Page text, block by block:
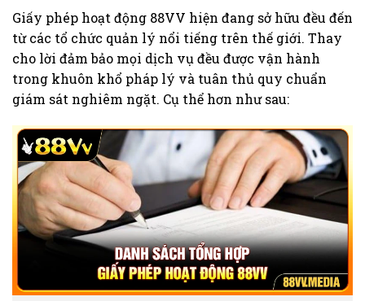
Giấy phép hoạt động 88VV hiện đang sở hữu đều đến
từ các tổ chức quản lý nổi tiếng trên thế giới. Thay
cho lời đảm bảo mọi dịch vụ đều được vận hành
trong khuôn khổ pháp lý và tuân thủ quy chuẩn
giám sát nghiêm ngặt. Cụ thể hơn như sau: